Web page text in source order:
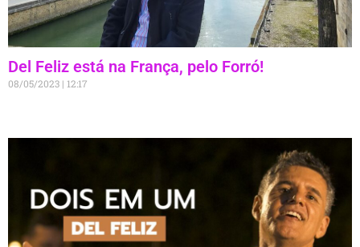
Del Feliz está na França, pelo Forró!
08/05/2023 12:17